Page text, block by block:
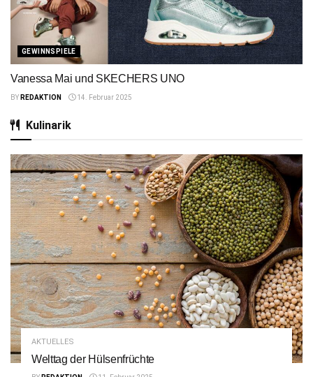
GEWINNSPIELE
Vanessa Mai und SKECHERS UNO
BY REDAKTION 14. Februar 2025
Kulinarik
AKTUELLES
Welttag der Hülsenfrüchte